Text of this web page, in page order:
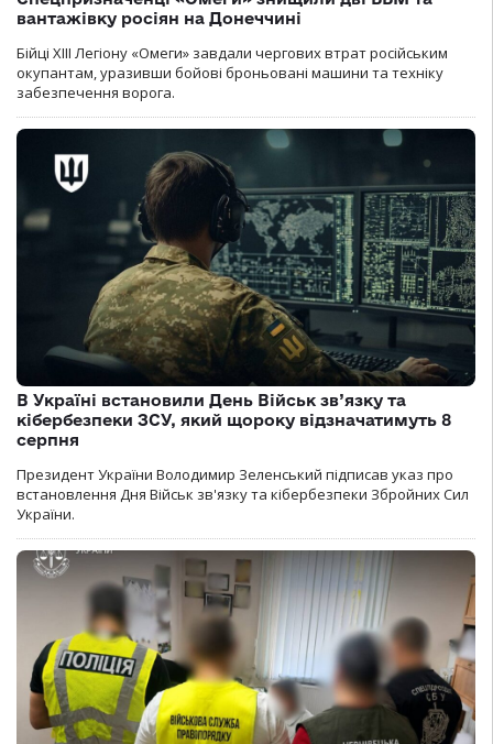
вантажівку росіян на Донеччині
Бійці ХІІІ Легіону «Омеги» завдали чергових втрат російським
окупантам, уразивши бойові броньовані машини та техніку
забезпечення ворога.
В Україні встановили День Військ зв’язку та
кібербезпеки ЗСУ, який щороку відзначатимуть 8
серпня
Президент України Володимир Зеленський підписав указ про
встановлення Дня Військ зв'язку та кібербезпеки Збройних Сил
України.